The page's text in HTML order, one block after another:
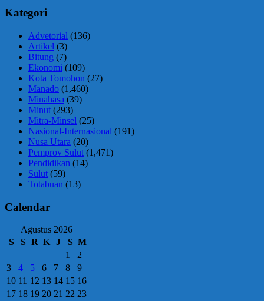
Kategori
Advetorial (136)
Artikel (3)
Bitung (7)
Ekonomi (109)
Kota Tomohon (27)
Manado (1,460)
Minahasa (39)
Minut (293)
Mitra-Minsel (25)
Nasional-Internasional (191)
Nusa Utara (20)
Pemprov Sulut (1,471)
Pendidikan (14)
Sulut (59)
Totabuan (13)
Calendar
Agustus 2026
S
S R K J S M
1
2
3
4 5 6 7 8
9
10 11 12 13 14 15 16
17 18 19 20 21 22 23